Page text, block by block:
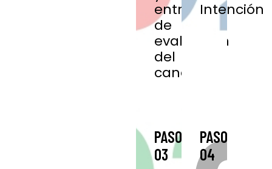
entrevista
de
evaluación
del
candidato.
Intención
PASO
03
PASO
04